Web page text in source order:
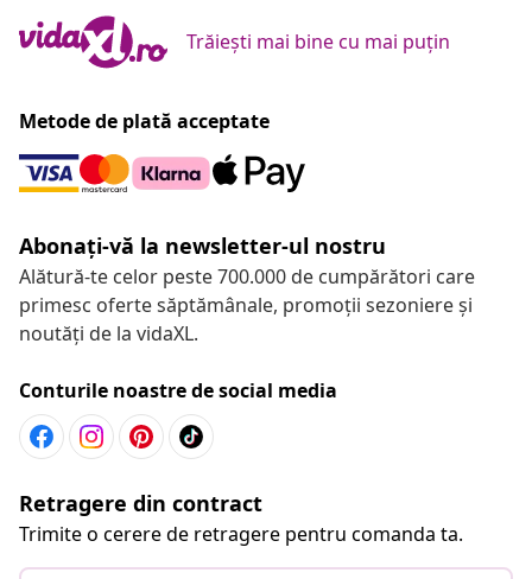
Trăiești mai bine cu mai puțin
Metode de plată acceptate
Abonați-vă la newsletter-ul nostru
Alătură-te celor peste 700.000 de cumpărători care
primesc oferte săptămânale, promoții sezoniere și
noutăți de la vidaXL.
Conturile noastre de social media
Retragere din contract
Trimite o cerere de retragere pentru comanda ta.